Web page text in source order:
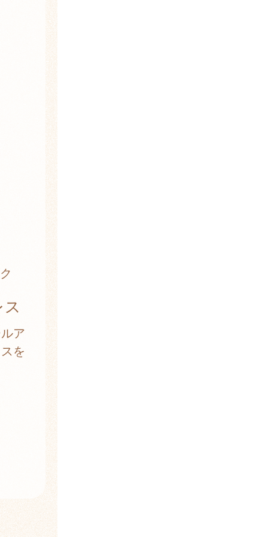
ア
を